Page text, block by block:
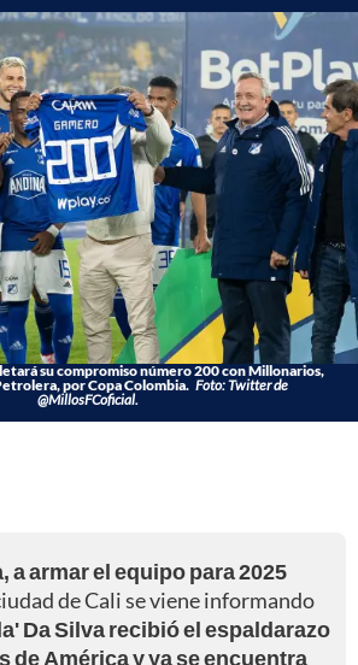
su compromiso número 200 con Millonarios,
por Copa Colombia. Foto: Twitter de
@MillosFCoficial.
a armar el equipo para 2025
de Cali se viene informando
Da Silva recibió el espaldarazo
de América y ya se encuentra